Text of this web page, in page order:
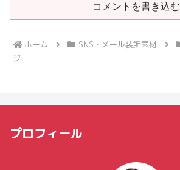
コメントを書き込む
ホーム SNS・メール装飾素材
ジ
プロフィール